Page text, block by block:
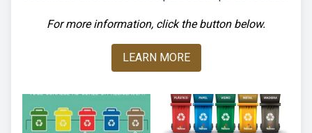
For more information, click the button below.
LEARN MORE